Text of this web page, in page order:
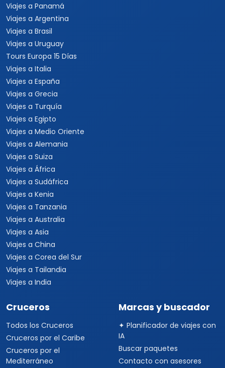
Viajes a Panamá
Viajes a Argentina
Viajes a Brasil
Viajes a Uruguay
Tours Europa 15 Días
Viajes a Italia
Viajes a España
Viajes a Grecia
Viajes a Turquía
Viajes a Egipto
Viajes a Medio Oriente
Viajes a Alemania
Viajes a Suiza
Viajes a África
Viajes a Sudáfrica
Viajes a Kenia
Viajes a Tanzania
Viajes a Australia
Viajes a Asia
Viajes a China
Viajes a Corea del Sur
Viajes a Tailandia
Viajes a India
Cruceros
Todos los Cruceros
Cruceros por el Caribe
Cruceros por el
Mediterráneo
Marcas y buscador
✦ Planificador de viajes con
IA
Buscar paquetes
Contacto con asesores